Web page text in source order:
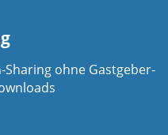
Sharing ohne Gastgeber-